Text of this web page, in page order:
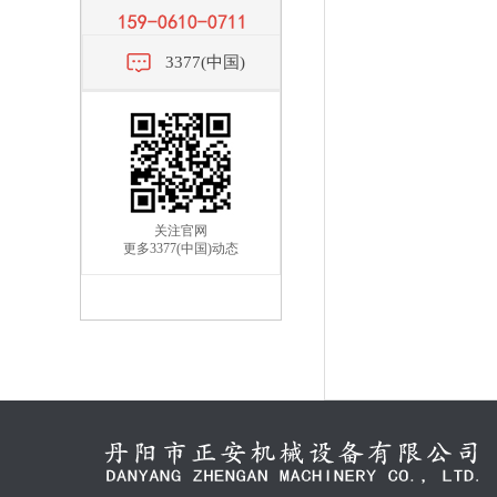
3377(中国)
关注官网
更多3377(中国)动态